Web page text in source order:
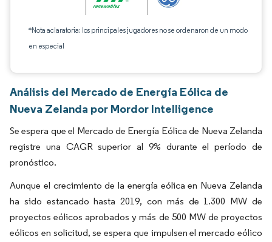
*Nota aclaratoria: los principales jugadores no se ordenaron de un modo
en especial
Análisis del Mercado de Energía Eólica de
Nueva Zelanda por Mordor Intelligence
Se espera que el Mercado de Energía Eólica de Nueva Zelanda
registre una CAGR superior al 9% durante el período de
pronóstico.
Aunque el crecimiento de la energía eólica en Nueva Zelanda
ha sido estancado hasta 2019, con más de 1.300 MW de
proyectos eólicos aprobados y más de 500 MW de proyectos
eólicos en solicitud, se espera que impulsen el mercado eólico